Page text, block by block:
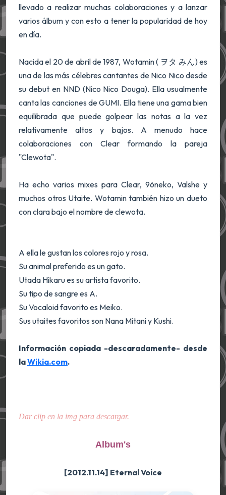
llevado a realizar muchas colaboraciones y a lanzar
varios álbum y con esto a tener la popularidad de hoy
en día.
Nacida el 20 de abril de 1987, Wotamin ( ヲタ みん) es
una de las más célebres cantantes de Nico Nico desde
su debut en NND (Nico Nico Douga). Ella usualmente
canta las canciones de GUMI. Ella tiene una gama bien
equilibrada que puede golpear las notas a la vez
relativamente altos y bajos. A menudo hace
colaboraciones con Clear formando la pareja
"Clewota".
Ha echo varios mixes para Clear, 96neko, Valshe y
muchos otros Utaite. Wotamin también hizo un dueto
con clara bajo el nombre de clewota.
A ella le gustan los colores rojo y rosa.
Su animal preferido es un gato.
Utada Hikaru es su artista favorito.
Su tipo de sangre es A.
Su Vocaloid favorito es Meiko.
Sus utaites favoritos son Nana Mitani y Kushi.
Información copiada -descaradamente- desde
laWikia.com.
Dar clip en la img para descargar.
Album's
[2012.11.14] Eternal Voice